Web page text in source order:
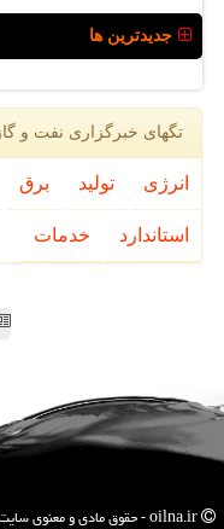
جدیدترین ها
تگهای خبرگزاری نفت و گاز
انرژی تولید برق
استاندارد خدمات